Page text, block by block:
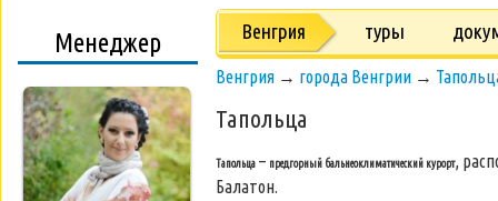
Менеджер Венгрия туры
Венгрия → города Венгрии →
Тапольца
Тапольца – предгорный бальнеоклиматический курорт,
Балатон.